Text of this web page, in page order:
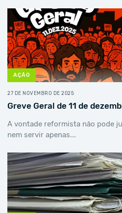
AÇÃO
27 DE NOVEMBRO DE 2025
Greve Geral de 11 de
A vontade reformista não pode
nem servir apenas...